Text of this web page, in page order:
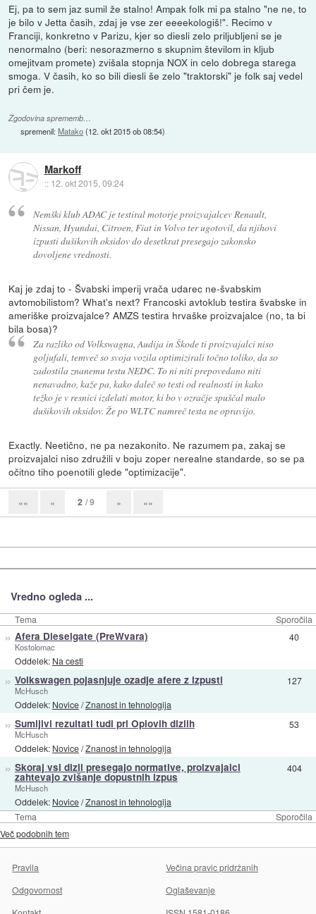
Ej, pa to sem jaz sumil že stalno! Ampak folk mi pa stalno "ne ne, to
je bilo v Jetta časih, zdaj je vse zer eeeekologiš!". Recimo v
Franciji, konkretno v Parizu, kjer so diesli zelo priljubljeni se je
nenormalno (beri: nesorazmerno s skupnim številom in kljub
omejitvam promete) zvišala stopnja NOX in celo dobrega starega
smoga. V časih, ko so bili diesli še zelo "traktorski" je folk saj vedel
pri čem je.
Zgodovina sprememb…
spremenil:Matako(12. okt 2015 ob 08:54)
Markoff
:: 12. okt 2015, 09:24
Nemški klub ADAC je testiral motorje proizvajalcev Renault,
Nissan, Hyundai, Citroen, Fiat in Volvo ter ugotovil, da njihovi
izpusti dušikovih oksidov do desetkrat presegajo zakonsko
dovoljene vrednosti.
Kaj je zdaj to - Švabski imperij vrača udarec ne-švabskim
avtomobilistom? What's next? Francoski avtoklub testira švabske in
ameriške proizvajalce? AMZS testira hrvaške proizvajalce (no, ta bi
bila bosa)?
Za razliko od Volkswagna, Audija in Škode ti proizvajalci niso
goljufali, temveč so svoja vozila optimizirali točno toliko, da so
zadostila znanemu testu NEDC. To ni niti prepovedano niti
nenavadno, kaže pa, kako daleč so testi od realnosti in kako
težko je v resnici izdelati motor, ki bo v ozračje spuščal malo
dušikovih oksidov. Že po WLTC namreč testa ne opravijo.
Exactly. Neetično, ne pa nezakonito. Ne razumem pa, zakaj se
proizvajalci niso združili v boju zoper nerealne standarde, so se pa
očitno tiho poenotili glede "optimizacije".
«« « 2 / 9 » »»
Vredno ogleda ...
Tema Sporočila
Tema Sporočila
» Afera Dieselgate (PreWvara)
Kostolomac
Oddelek: Na cesti
40
» Volkswagen pojasnjuje ozadje afere z izpusti
McHusch
Oddelek: Novice/Znanost in tehnologija
127
» Sumljivi rezultati tudi pri Oplovih dizlih
McHusch
Oddelek: Novice/Znanost in tehnologija
53
» Skoraj vsi dizli presegajo normative, proizvajalci
zahtevajo zvišanje dopustnih izpus
McHusch
Oddelek: Novice/Znanost in tehnologija
404
Več podobnih tem
Pravila
Večina pravic pridržanih
Odgovornost
Oglaševanje